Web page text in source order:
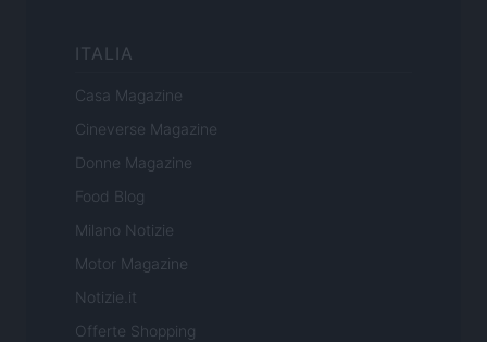
ITALIA
Casa Magazine
Cineverse Magazine
Donne Magazine
Food Blog
Milano Notizie
Motor Magazine
Notizie.it
Offerte Shopping